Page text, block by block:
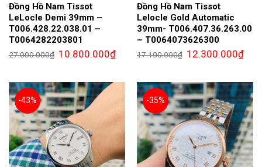
Đồng Hồ Nam Tissot
LeLocle Demi 39mm –
T006.428.22.038.01 –
T0064282203801
27.000.000₫ Giá
gốc
10.800.000₫Giá
hiện
10.800.000₫.
Đồng Hồ Nam Tissot
Lelocle Gold Automatic
39mm- T006.407.36.263.00
– T0064073626300
17.100.000₫ Giá
gốc
12.300.000₫Giá
hiện
-43%
-35%